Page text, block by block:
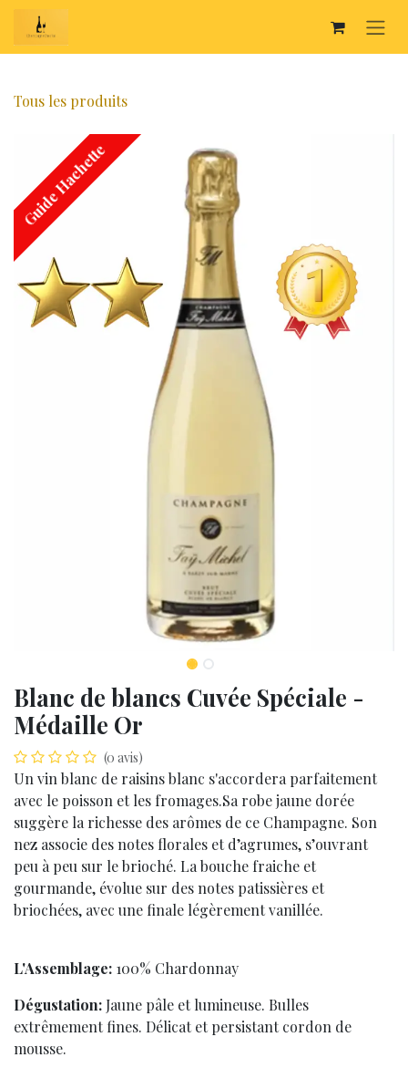
SE RENDRE AU CONTENU
Tous les produits
Guide Hachette
Blanc de blancs Cuvée Spéciale -
Médaille Or
(0 avis)
Un vin blanc de raisins blanc s'accordera parfaitement
avec le poisson et les fromages.Sa robe jaune dorée
suggère la richesse des arômes de ce Champagne. Son
nez associe des notes florales et d’agrumes, s’ouvrant
peu à peu sur le brioché. La bouche fraiche et
gourmande, évolue sur des notes patissières et
briochées, avec une finale légèrement vanillée.
L'Assemblage: 100% Chardonnay
Dégustation: Jaune pâle et lumineuse. Bulles
extrêmement fines. Délicat et persistant cordon de
mousse.